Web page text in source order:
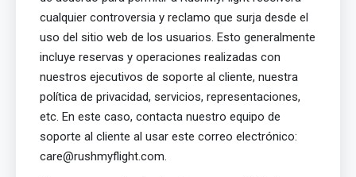
cualquier controversia y reclamo que surja desde el
uso del sitio web de los usuarios. Esto generalmente
incluye reservas y operaciones realizadas con
nuestros ejecutivos de soporte al cliente, nuestra
política de privacidad, servicios, representaciones,
etc. En este caso, contacta nuestro equipo de
soporte al cliente al usar este correo electrónico:
care@rushmyflight.com.